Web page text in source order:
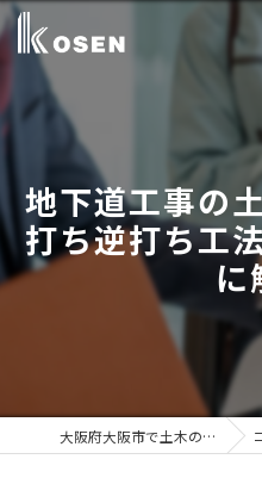
地下道工事の
打ち逆打ち工
に
大阪府大阪市で土木の求人ならコーセン建設株式会社 コ